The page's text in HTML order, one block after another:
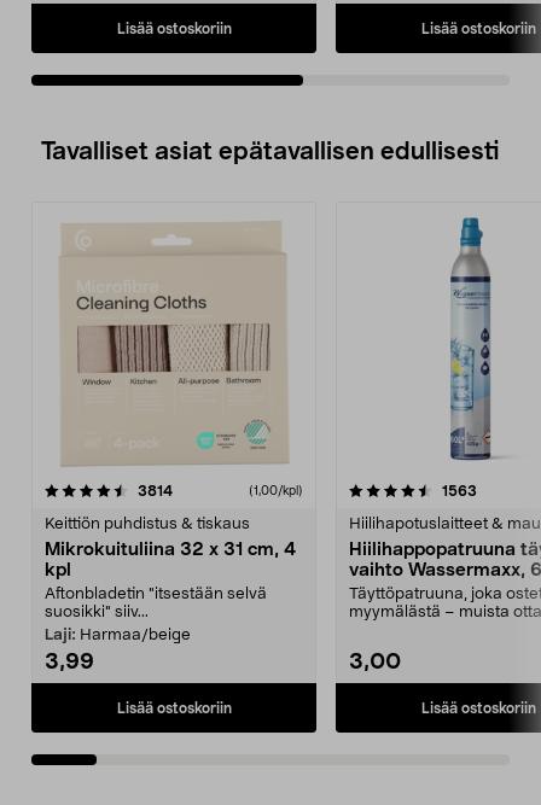
Lisää ostoskoriin Lisää ostoskoriin
Tavalliset asiat epätavallisen edullisesti
3814arvostelut (1,00/kpl)
Keittiön puhdistus & tiskaus
Mikrokuituliina 32 x 31 cm, 4
kpl
Aftonbladetin "itsestään selvä
suosikki" siiv...
Laji: Harmaa/beige
3,99
Lisää ostoskoriin
4.5viidestä
1563
Hiilihapotuslaitteet &
Hiilihappopatruuna
vaihto Wassermaxx,
Täyttöpatruuna, joka
myymälästä – muista
3,00
Lisää ostoskoriin
4.5viidestä